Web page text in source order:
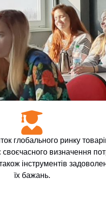
глобального ринку
своєчасного визначення
інструментів
їх бажань.